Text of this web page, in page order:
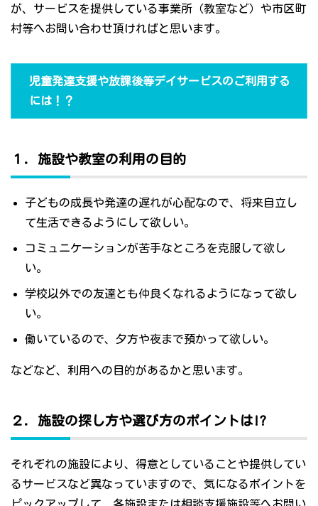
が、サービスを提供している事業所（教室など）や市区町
村等へお問い合わせ頂ければと思います。
児童発達支援や放課後等デイサービスのご利用する
には！？
１．施設や教室の利用の目的
子どもの成長や発達の遅れが心配なので、将来自立し
て生活できるようにして欲しい。
コミュニケーションが苦手なところを克服して欲し
い。
学校以外での友達とも仲良くなれるようになって欲し
い。
働いているので、夕方や夜まで預かって欲しい。
などなど、利用への目的があるかと思います。
２．施設の探し方や選び方のポイントは!?
それぞれの施設により、得意としていることや提供してい
るサービスなど異なっていますので、気になるポイントを